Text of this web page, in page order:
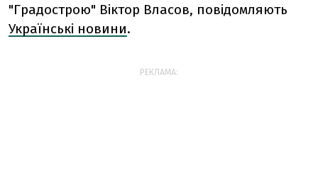
"Градострою" Віктор Власов, повідомляють
Українські новини.
РЕКЛАМА: